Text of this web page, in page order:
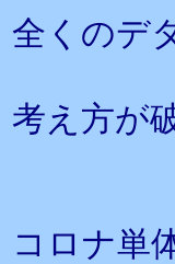
全くのデ
考え方が
コロナ単